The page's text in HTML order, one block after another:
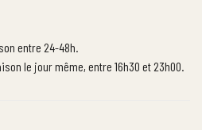
entre 24-48h.
le jour même, entre 16h30 et 23h00.